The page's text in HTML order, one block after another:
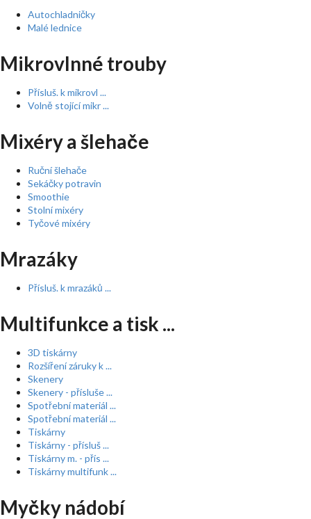
Autochladničky
Malé lednice
Mikrovlnné trouby
Přísluš. k mikrovl ...
Volně stojící mikr ...
Mixéry a šlehače
Ruční šlehače
Sekáčky potravin
Smoothie
Stolní mixéry
Tyčové mixéry
Mrazáky
Přísluš. k mrazáků ...
Multifunkce a tisk ...
3D tiskárny
Rozšíření záruky k ...
Skenery
Skenery - přísluše ...
Spotřební materiál ...
Spotřební materiál ...
Tiskárny
Tiskárny - přísluš ...
Tiskárny m. - přís ...
Tiskárny multifunk ...
Myčky nádobí